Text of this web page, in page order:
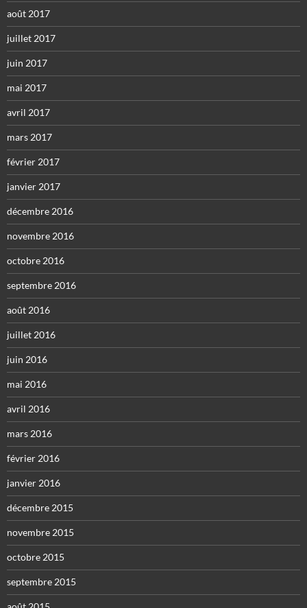
août 2017
juillet 2017
juin 2017
mai 2017
avril 2017
mars 2017
février 2017
janvier 2017
décembre 2016
novembre 2016
octobre 2016
septembre 2016
août 2016
juillet 2016
juin 2016
mai 2016
avril 2016
mars 2016
février 2016
janvier 2016
décembre 2015
novembre 2015
octobre 2015
septembre 2015